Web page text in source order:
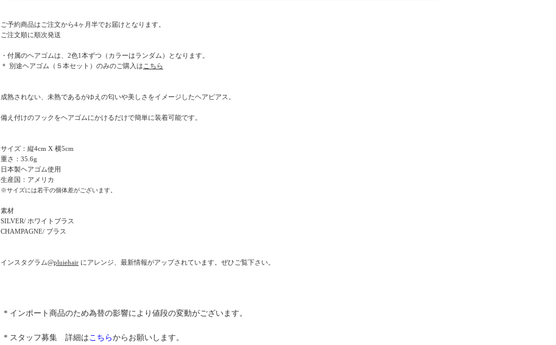
ご予約商品はご注文から4ヶ月半でお届けとなります。
ご注文順に順次発送
・付属のヘアゴムは、2色1本ずつ（カラーはランダム）となります。
＊ 別途ヘアゴム（５本セット）のみのご購入は こちら
成熟されない、未熟であるがゆえの匂いや美しさをイメージしたヘアピアス。
備え付けのフックをヘアゴムにかけるだけで簡単に装着可能です。
サイズ：縦4cm X 横5cm
重さ：35.6g
日本製ヘアゴム使用
生産国：アメリカ
※サイズには若干の個体差がございます。
素材
SILVER/ ホワイトブラス
CHAMPAGNE/ ブラス
インスタグラム@pluiehair にアレンジ、最新情報がアップされています。ぜひご覧下さい。
* インポート商品のため為替の影響により値段の変動がございます。
* スタッフ募集 詳細はこちらからお願いします。